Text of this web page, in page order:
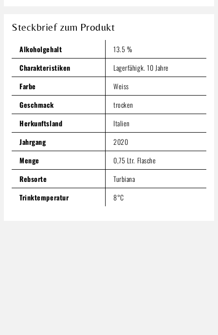
21,99 €
(29,32 € / 1 Liter)
Preise inkl. MwSt. zzgl. Versandkosten
Produkt Anzahl: Gib den gewünschten Wert ein oder
In den Warenkorb
Steckbrief zum Produkt
Alkoholgehalt
13.5 %
Charakteristiken
Lagerfähigk. 10 Jahre
Farbe
Weiss
Geschmack
trocken
Herkunftsland
Italien
Jahrgang
2020
Menge
0,75 Ltr. Flasche
Rebsorte
Turbiana
Trinktemperatur
8°C